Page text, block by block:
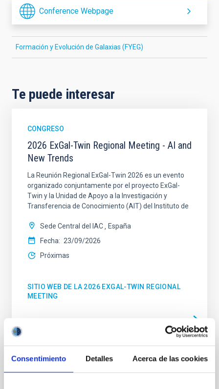
Consentimiento Detalles Acerca de las cookies
Conference Webpage
Formación y Evolución de Galaxias (FYEG)
Te puede interesar
CONGRESO
2026 ExGal-Twin Regional Meeting - AI and
New Trends
La Reunión Regional ExGal-Twin 2026 es un evento
organizado conjuntamente por el proyecto ExGal-
Twin y la Unidad de Apoyo a la Investigación y
Transferencia de Conocimiento (AIT) del Instituto de
Sede Central del IAC
España
Fecha
23/09/2026
Próximas
SITIO WEB DE LA 2026 EXGAL-TWIN REGIONAL
MEETING
CONGRESO